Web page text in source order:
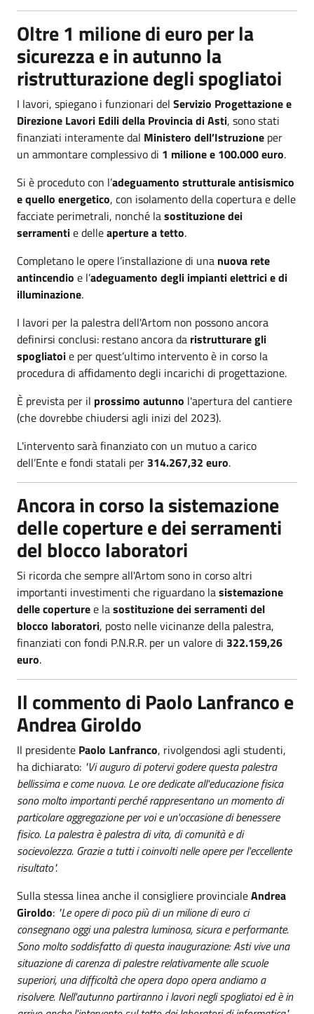
Oltre 1 milione di euro per la
sicurezza e in autunno la
ristrutturazione degli spogliatoi
I lavori, spiegano i funzionari del Servizio Progettazione e
Direzione Lavori Edili della Provincia di Asti, sono stati
finanziati interamente dal Ministero dell’Istruzione per
un ammontare complessivo di 1 milione e 100.000 euro.
Si è proceduto con l’adeguamento strutturale antisismico
e quello energetico, con isolamento della copertura e delle
facciate perimetrali, nonché lasostituzione dei
serramentie delleaperture a tetto.
Completano le opere l’installazione di una nuova rete
antincendio e l’adeguamento degli impianti elettrici e di
illuminazione.
I lavori per la palestra dell'Artom non possono ancora
definirsi conclusi: restano ancora da ristrutturare gli
spogliatoie per quest’ultimo intervento è in corso la
procedura di affidamento degli incarichi di progettazione.
È prevista per il prossimo autunno l'apertura del cantiere
(che dovrebbe chiudersi agli inizi del 2023).
L'intervento sarà finanziato con un mutuo a carico
dell’Ente e fondi statali per 314.267,32 euro.
Ancora in corso la sistemazione
delle coperture e dei serramenti
del blocco laboratori
Si ricorda che sempre all'Artom sono in corso altri
importanti investimenti che riguardano lasistemazione
delle coperturee lasostituzione dei serramenti del
blocco laboratori, posto nelle vicinanze della palestra,
finanziati con fondi P.N.R.R. per un valore di 322.159,26
euro.
Il commento di Paolo Lanfranco e
Andrea Giroldo
Il presidente Paolo Lanfranco, rivolgendosi agli studenti,
ha dichiarato: "Vi auguro di potervi godere questa palestra
bellissima e come nuova. Le ore dedicate all'educazione fisica
sono molto importanti perché rappresentano un momento di
particolare aggregazione per voi e un'occasione di benessere
fisico. La palestra è palestra di vita, di comunità e di
socievolezza. Grazie a tutti i coinvolti nelle opere per l'eccellente
risultato".
Sulla stessa linea anche il consigliere provincialeAndrea
Giroldo: "Le opere di poco più di un milione di euro ci
consegnano oggi una palestra luminosa, sicura e performante.
Sono molto soddisfatto di questa inaugurazione: Asti vive una
situazione di carenza di palestre relativamente alle scuole
superiori, una difficoltà che opera dopo opera andiamo a
risolvere. Nell'autunno partiranno i lavori negli spogliatoi ed è in